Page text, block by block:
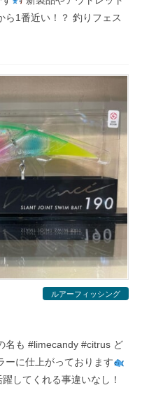
ら1番近い！？ 釣りフェス
ルアーフィッシング
名も #limecandy #citrus ど
ーに仕上がっております
してくれる事違いなし！